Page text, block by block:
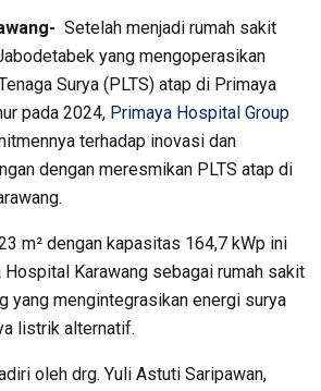
Setelah menjadi rumah sakit
yang mengoperasikan
Surya (PLTS) atap di Primaya
pada 2024, Primaya Hospital Group
terhadap inovasi dan
dengan meresmikan PLTS atap di
m² dengan kapasitas 164,7 kWp ini
Hospital Karawang sebagai rumah sakit
yang mengintegrasikan energi surya
listrik alternatif.
oleh drg. Yuli Astuti Saripawan,